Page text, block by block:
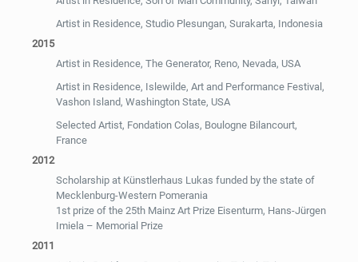
Artist in Residence, Studio Plesungan, Surakarta, Indonesia
2015
Artist in Residence, The Generator, Reno, Nevada, USA
Artist in Residence, Islewilde, Art and Performance Festival,
Vashon Island, Washington State, USA
Selected Artist, Fondation Colas, Boulogne Bilancourt,
France
2012
Scholarship at Künstlerhaus Lukas funded by the state of
Mecklenburg-Western Pomerania
1st prize of the 25th Mainz Art Prize Eisenturm, Hans-Jürgen
Imiela – Memorial Prize
2011